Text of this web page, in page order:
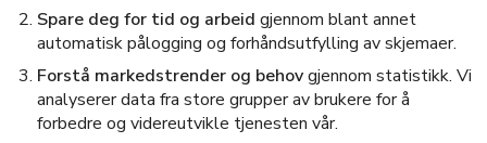
Spare deg for tid og arbeid gjennom blant annet
automatisk pålogging og forhåndsutfylling av skjemaer.
Forstå markedstrender og behovgjennom statistikk. Vi
analyserer data fra store grupper av brukere for å
forbedre og videreutvikle tjenesten vår.